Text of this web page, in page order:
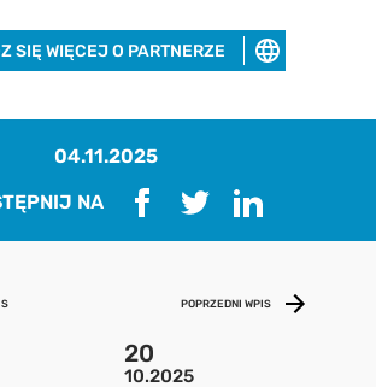
SIĘ WIĘCEJ O PARTNERZE
raport
raport podaj swój adres
o przetwarzaniu moich danych dostępnych jest
04.11.2025
NA
POPRZEDNI WPIS
20
10.2025